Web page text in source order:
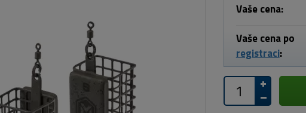
Vaše cena:
Vaše cena po
registraci: